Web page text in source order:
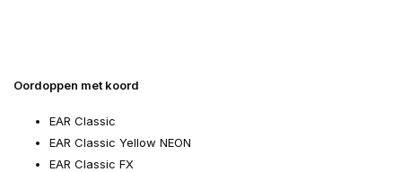
Oordoppen met koord
EAR Classic
EAR Classic Yellow NEON
EAR Classic FX